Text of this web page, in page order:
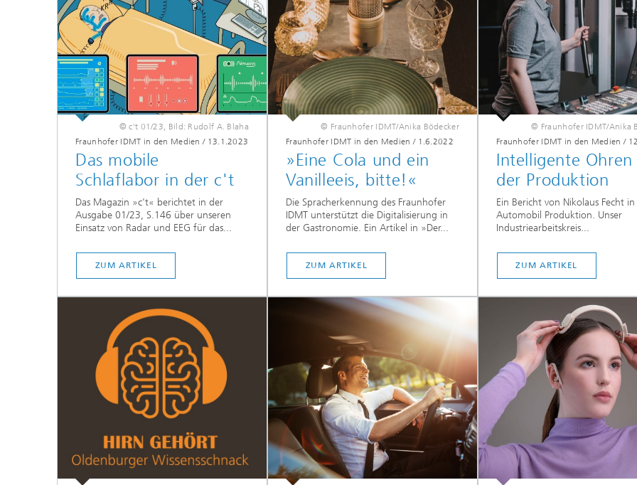
© c't 01/23, Bild: Rudolf A. Blaha
Fraunhofer IDMT in den Medien / 13.1.2023
Das mobile
Schlaflabor in der c't
Das Magazin »c't« berichtet in der
Ausgabe 01/23, S.146 über unseren
Einsatz von Radar und EEG für das...
ZUM ARTIKEL
© Fraunhofer IDMT/Anika Bödecker
Fraunhofer IDMT in den Medien / 1.6.2022
»Eine Cola und ein
Vanilleeis, bitte!«
Die Spracherkennung des Fraunhofer
IDMT unterstützt die Digitalisierung in
der Gastronomie. Ein Artikel in »Der...
ZUM ARTIKEL
© Fraunhofer IDMT/Anika
Fraunhofer IDMT in den Medien /
Intelligente
der Produktion
Ein Bericht von Nikolaus Fecht
Automobil Produktion. Unser
Industriearbeitskreis...
ZUM ARTIKEL